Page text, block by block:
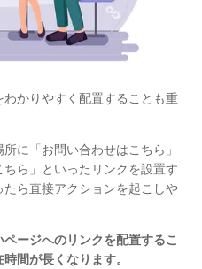
かりやすく配置することも重
に「お問い合わせはこちら」
ら」といったリンクを設置す
ら直接アクションを起こしや
ージへのリンクを配置するこ
間が長くなります。